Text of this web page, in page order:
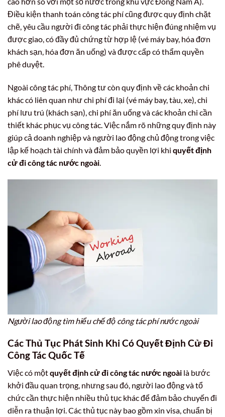
Điều kiện thanh toán công tác phí cũng được quy định chặt
chẽ, yêu cầu người đi công tác phải thực hiện đúng nhiệm vụ
được giao, có đầy đủ chứng từ hợp lệ (vé máy bay, hóa đơn
khách sạn, hóa đơn ăn uống) và được cấp có thẩm quyền
phê duyệt.
Ngoài công tác phí, Thông tư còn quy định về các khoản chi
khác có liên quan như chi phí đi lại (vé máy bay, tàu, xe), chi
phí lưu trú (khách sạn), chi phí ăn uống và các khoản chi cần
thiết khác phục vụ công tác. Việc nắm rõ những quy định này
giúp cả doanh nghiệp và người lao động chủ động trong việc
lập kế hoạch tài chính và đảm bảo quyền lợi khi quyết định
cử đi công tác nước ngoài.
Người lao động tìm hiểu chế độ công tác phí nước ngoài
Các Thủ Tục Phát Sinh Khi CóQuyết Định Cử Đi
Công Tác Quốc Tế
Việc có mộtquyết định cử đi công tác nước ngoài là bước
khởi đầu quan trọng, nhưng sau đó, người lao động và tổ
chức cần thực hiện nhiều thủ tục khác để đảm bảo chuyến đi
diễn ra thuận lợi. Các thủ tục này bao gồm xin visa, chuẩn bị